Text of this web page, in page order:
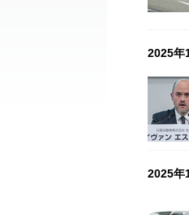
2025年
2025年